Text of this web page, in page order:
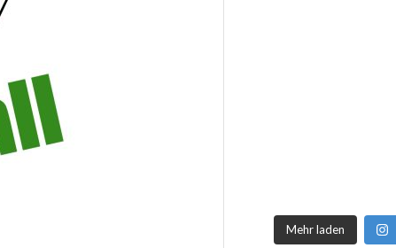
Mehr laden